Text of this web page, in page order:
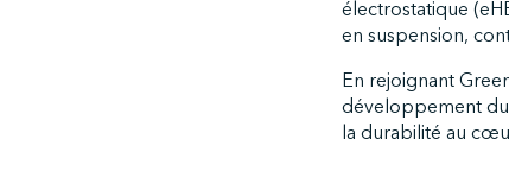
électrostatique
en suspension,
En rejoignant
développement
la durabilité au